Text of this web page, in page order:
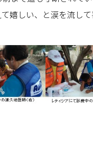
嬉しい、と涙を流し